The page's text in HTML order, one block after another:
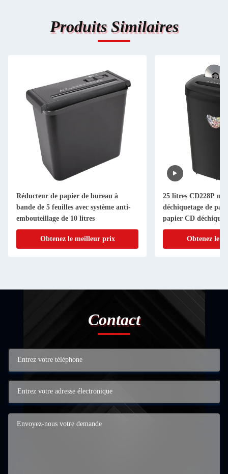
Produits Similaires
Réducteur de papier de bureau à
bande de 5 feuilles avec système anti-
embouteillage de 10 litres
Obtenez le meilleur prix
25 litres CD228P
déchiquetage de
papier CD
Obtenez le
Contact